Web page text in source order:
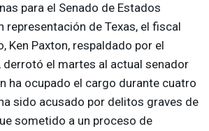
para el Senado de Estados
representación de Texas, el fiscal
Ken Paxton, respaldado por el
derrotó el martes al actual senador
ha ocupado el cargo durante cuatro
sido acusado por delitos graves de
sometido a un proceso de